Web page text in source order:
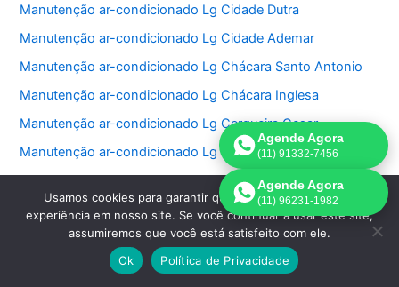
Manutenção ar-condicionado Lg Cidade Dutra
Manutenção ar-condicionado Lg Cidade Ademar
Manutenção ar-condicionado Lg Chácara Santo Antonio
Manutenção ar-condicionado Lg Chácara Inglesa
Manutenção ar-condicionado Lg Cerqueira Cesar
Manutenção ar-condicionado Lg Centro
Manutenção ar-condicionado Lg Caxingui
Manutenção ar-condicionado Lg Casa Verde
Manutenção ar-condicionado Lg Capão Redondo
Manutenção ar-condicionado Lg Canindé
Agende Agora
(11) 91332-7456
Agende Agora
(11) 96231-1982
Usamos cookies para garantir que oferecemos a melhor
experiência em nosso site. Se você continuar a usar este site,
assumiremos que você está satisfeito com ele.
Ok
Política de Privacidade